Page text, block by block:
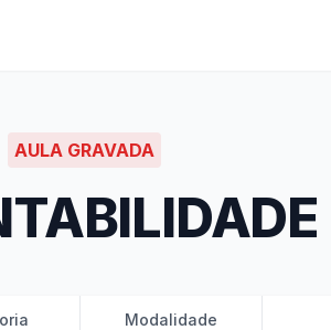
AULA GRAVADA
Modalidade